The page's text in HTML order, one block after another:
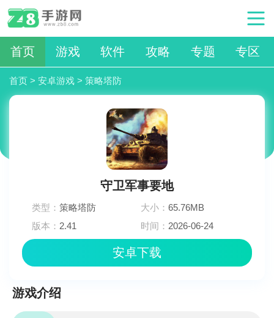
首页 游戏 软件 攻略 专题 专区
首页 > 安卓游戏 > 策略塔防
守卫军事要地
类型：策略塔防 大小：65.76MB
版本： 2.41 时间： 2026-06-24
安卓下载
游戏介绍